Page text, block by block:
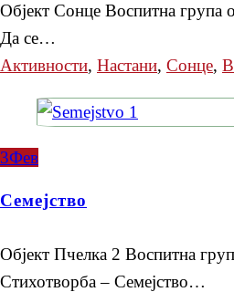
Објект Сонце Воспитна група
Да се…
Активности, Настани, Сонце,
3Фев
Семејство
Објект Пчелка 2 Воспитна
Стихотворба – Семејство…